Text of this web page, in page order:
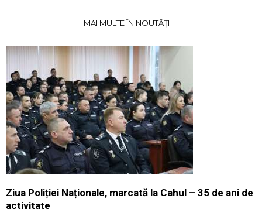
MAI MULTE ÎN NOUTĂȚI
Ziua Poliției Naționale, marcată la Cahul – 35 de ani de
activitate